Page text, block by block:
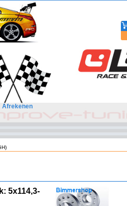
Afrekenen
5x114,3-